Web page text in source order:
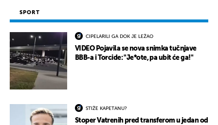
SPORT
CIPELARILI GA DOK JE LEŽAO
VIDEO Pojavila se nova snimka tučnjave
BBB-a i Torcide: "Je*ote, pa ubit će ga!"
STIŽE KAPETANU?
Stoper Vatrenih pred transferom u jedan od